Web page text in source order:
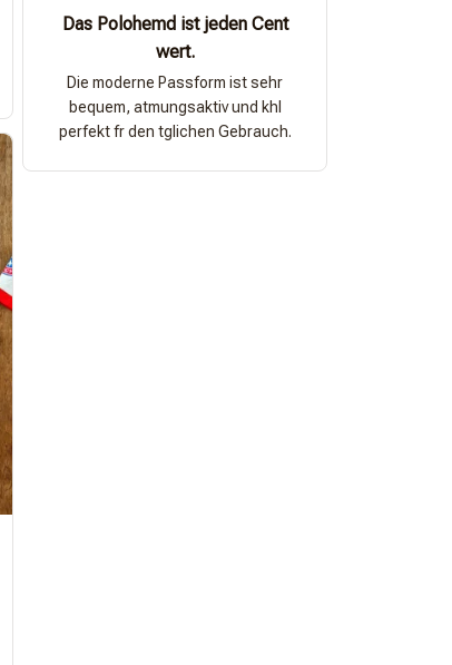
Das Polohemd ist jeden Cent
wert.
Die moderne Passform ist sehr
bequem, atmungsaktiv und khl
perfekt fr den tglichen Gebrauch.